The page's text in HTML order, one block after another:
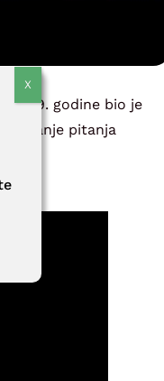
2019. godine bio je
pitanja
i